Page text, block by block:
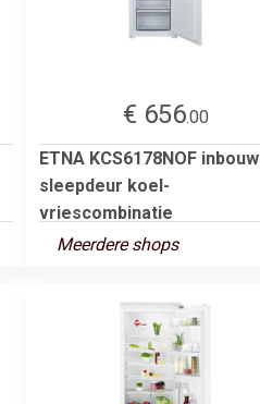
€ 656.00
ETNA KCS6178NOF inbouw
sleepdeur koel-
vriescombinatie
Meerdere shops